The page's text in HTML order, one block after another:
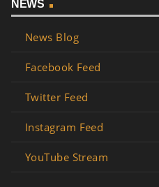
NEWS
News Blog
Facebook Feed
Twitter Feed
Instagram Feed
YouTube Stream